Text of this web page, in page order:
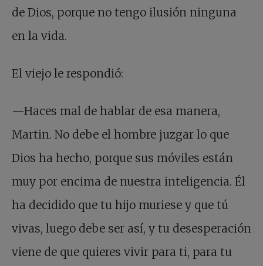
de Dios, porque no tengo ilusión ninguna
en la vida.
El viejo le respondió:
—Haces mal de hablar de esa manera,
Martin. No debe el hombre juzgar lo que
Dios ha hecho, porque sus móviles están
muy por encima de nuestra inteligencia. Él
ha decidido que tu hijo muriese y que tú
vivas, luego debe ser así, y tu desesperación
viene de que quieres vivir para ti, para tu